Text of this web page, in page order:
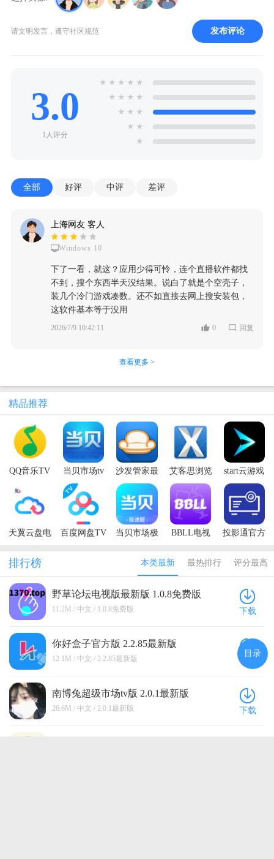
请文明发言，遵守社区规范 发布评论
3.0
1人评分
★ ★ ★ ★ ★
★ ★ ★ ★
★ ★ ★
★ ★
★
全部 好评 中评 差评
上海网友 客人
Windows 10
下了一看，就这？应用少得可怜，连个直播软件都找
不到，搜个东西半天没结果。说白了就是个空壳子，
装几个冷门游戏凑数。还不如直接去网上搜安装包，
这软件基本等于没用
2026/7/9 10:42:11 0 回复
查看更多 >
精品推荐
QQ音乐TV
当贝市场tv
版apk
沙发管家最
新版本
艾客思浏览
器TV版
start云游戏
电视版
天翼云盘电
百度网盘TV
当贝市场极
BBLL电视
投影通官方
排行榜 本类最新 最热排行 评分最高
野草论坛电视版最新版 1.0.8免费版
11.2M / 中文 / 1.0.8免费版 下载
你好盒子官方版 2.2.85最新版
12.1M / 中文 / 2.2.85最新版 下载
南博兔超级市场tv版 2.0.1最新版
26.6M / 中文 / 2.0.1最新版 下载
目录